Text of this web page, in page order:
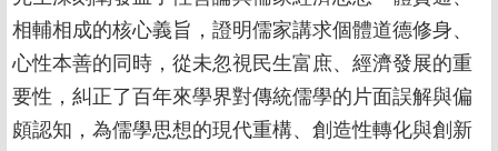
相輔相成的核心義旨，證明儒家講求個體道德修身、
心性本善的同時，從未忽視民生富庶、經濟發展的重
要性，糾正了百年來學界對傳統儒學的片面誤解與偏
頗認知，為儒學思想的現代重構、創造性轉化與創新